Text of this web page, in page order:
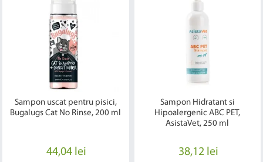
Sampon uscat pentru pisici,
Bugalugs Cat No Rinse, 200 ml
44,04 lei
Sampon Hidratant si
Hipoalergenic ABC PET,
AsistaVet, 250 ml
38,12 lei